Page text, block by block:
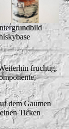
fruchtig,
dem Gaumen
Ticken